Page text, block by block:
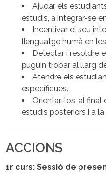
Ajudar els
estudis, a integrar-se
Incentivar el seu
llenguatge humà en
Detectar i resoldre
puguin trobar al llarg
Atendre els
específiques.
Orientar-los, al final
estudis posteriors i a
ACCIONS
1r curs: Sessió de